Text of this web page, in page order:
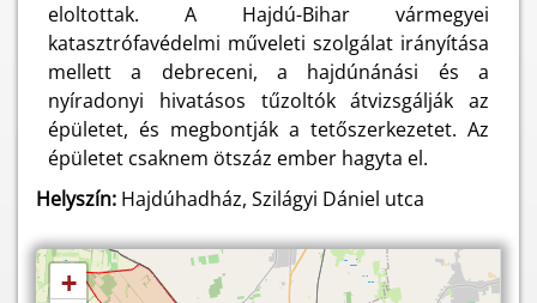
eloltottak. A Hajdú-Bihar vármegyei
katasztrófavédelmi műveleti szolgálat irányítása
mellett a debreceni, a hajdúnánási és a
nyíradonyi hivatásos tűzoltók átvizsgálják az
épületet, és megbontják a tetőszerkezetet. Az
épületet csaknem ötszáz ember hagyta el.
Helyszín: Hajdúhadház, Szilágyi Dániel utca
+